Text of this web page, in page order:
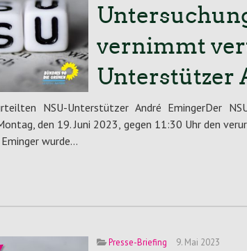
vernimmt
Unterstützer
NSU-Unterstützer André EmingerDer
den 19. Juni 2023, gegen 11:30 Uhr den
wurde…
Presse-Briefing 9. Mai 2023